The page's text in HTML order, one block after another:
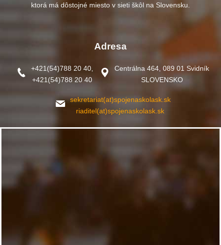
ktorá má dôstojné miesto v sieti škôl na Slovensku.
Adresa
+421(54)788 20 40,
+421(54)788 20 40
Centrálna 464, 089 01 Svidník
SLOVENSKO
sekretariat(at)spojenaskolask.sk
riaditel(at)spojenaskolask.sk